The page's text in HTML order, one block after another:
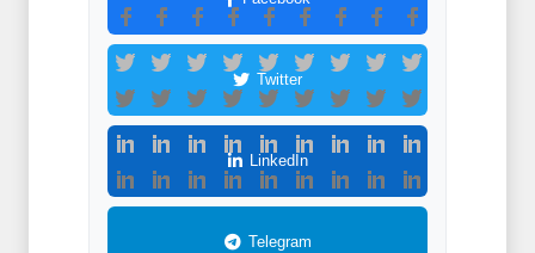
Twitter
LinkedIn
Telegram